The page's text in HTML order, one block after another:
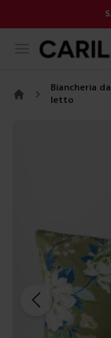
Open menu
Biancheria da
letto